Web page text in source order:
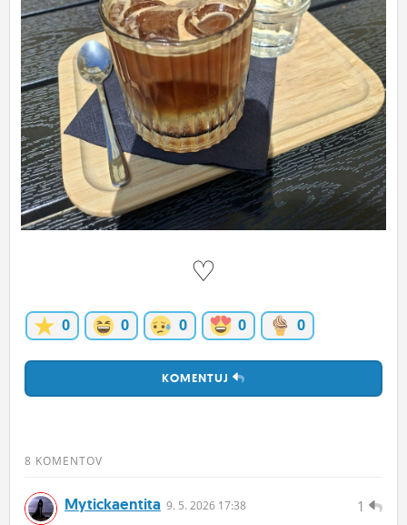
MÔJ PROFIL
NASTAVENIA
ROLETA
♡
0 0 0 0 0
KOMENTUJ
8 KOMENTOV
1
Mytickaentita 9. 5. 2026 17:38